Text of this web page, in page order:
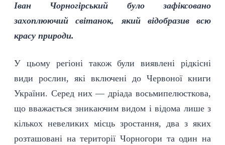
Іван Чорногірський було зафіксовано
захоплюючий світанок, який відобразив всю
красу природи.
У цьому регіоні також були виявлені рідкісні
види рослин, які включені до Червоної книги
України. Серед них — дріада восьмипелюсткова,
що вважається зникаючим видом і відома лише з
кількох невеликих місць зростання, два з яких
розташовані натериторії Чорногори та один на